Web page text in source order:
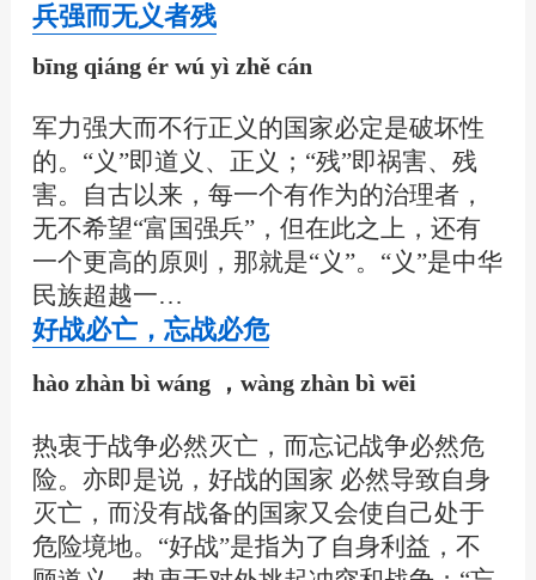
兵强而无义者残
bīng qiáng ér wú yì zhě cán
军力强大而不行正义的国家必定是破坏性
的。“义”即道义、正义；“残”即祸害、残
害。自古以来，每一个有作为的治理者，
无不希望“富国强兵”，但在此之上，还有
一个更高的原则，那就是“义”。“义”是中华
民族超越一…
好战必亡，忘战必危
hào zhàn bì wáng ，wàng zhàn bì wēi
热衷于战争必然灭亡，而忘记战争必然危
险。亦即是说，好战的国家 必然导致自身
灭亡，而没有战备的国家又会使自己处于
危险境地。“好战”是指为了自身利益，不